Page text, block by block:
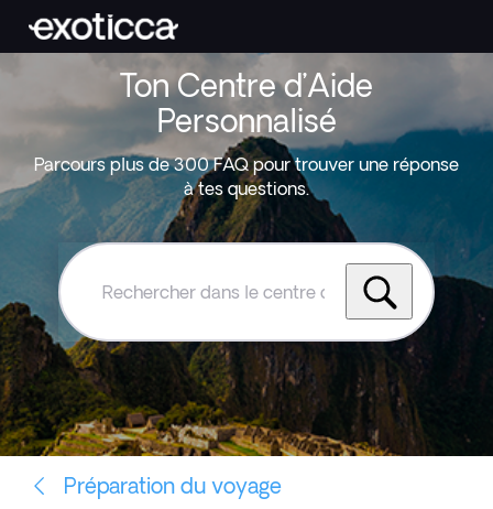
Ton Centre d’Aide
Personnalisé
Parcours plus de 300 FAQ pour trouver une réponse
à tes questions.
Rechercher
le
centre
d'aide
Exoticca
Préparation du voyage